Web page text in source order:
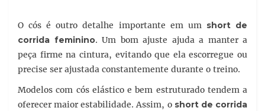
O cós é outro detalhe importante em um short de
corrida feminino. Um bom ajuste ajuda a manter a
peça firme na cintura, evitando que ela escorregue ou
precise ser ajustada constantemente durante o treino.
Modelos com cós elástico e bem estruturado tendem a
oferecer maior estabilidade. Assim, o short de corrida